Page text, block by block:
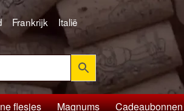
Frankrijk
Italië
flesjes Magnums Cadeaubonnen